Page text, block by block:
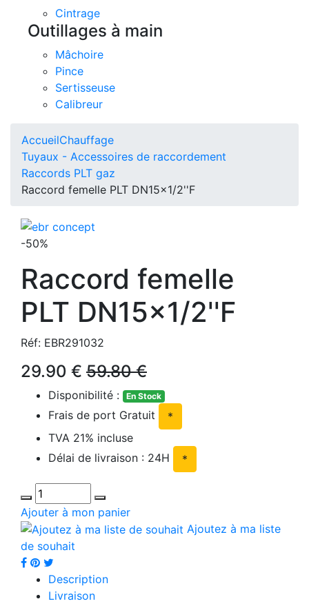
Cintrage
Outillages à main
Mâchoire
Pince
Sertisseuse
Calibreur
AccueilChauffage
Tuyaux - Accessoires de raccordement
Raccords PLT gaz
Raccord femelle PLT DN15x1/2''F
-50%
Raccord femelle
PLT DN15x1/2''F
Réf: EBR291032
29.90 € 59.80 €
Disponibilité : En Stock
Frais de port Gratuit
*
TVA 21% incluse
Délai de livraison : 24H
*
Ajouter à mon panier
Ajoutez à ma liste
de souhait
Description
Livraison